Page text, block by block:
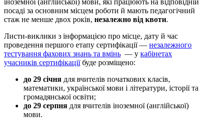
іноземної (англійської) мови, які працюють на відповідній
посаді за основним місцем роботи й мають педагогічний
стаж не менше двох років, незалежно від квоти.
Листи-виклики з інформацією про місце, дату й час
проведення першого етапу сертифікації — незалежного
тестування фахових знань та вмінь — у кабінетах
учасників сертифікаціїбуде розміщено:
до 29 січня для вчителів початкових класів,
математики, української мови і літератури, історії та
громадянської освіти;
до 29 серпня для вчителів іноземної (англійської)
мови.